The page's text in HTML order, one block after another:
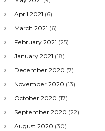
April 2021 (6)
March 2021 (6)
February 2021 (25)
January 2021 (18)
December 2020 (7)
November 2020 (13)
October 2020 (17)
September 2020 (22)
August 2020 (30)